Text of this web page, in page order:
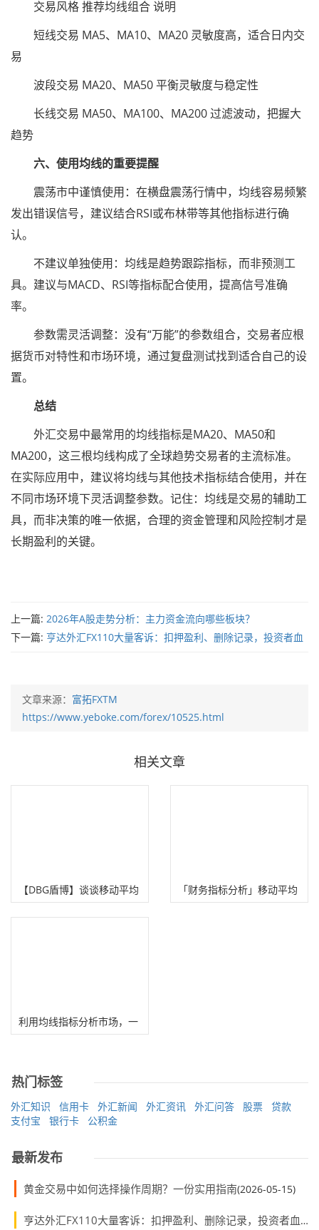
交易风格 推荐均线组合 说明
短线交易 MA5、MA10、MA20 灵敏度高，适合日内交
易
波段交易 MA20、MA50 平衡灵敏度与稳定性
长线交易 MA50、MA100、MA200 过滤波动，把握大
趋势
六、使用均线的重要提醒
震荡市中谨慎使用：在横盘震荡行情中，均线容易频繁
发出错误信号，建议结合RSI或布林带等其他指标进行确
认。
不建议单独使用：均线是趋势跟踪指标，而非预测工
具。建议与MACD、RSI等指标配合使用，提高信号准确
率。
参数需灵活调整：没有“万能”的参数组合，交易者应根
据货币对特性和市场环境，通过复盘测试找到适合自己的设
置。
总结
外汇交易中最常用的均线指标是MA20、MA50和
MA200，这三根均线构成了全球趋势交易者的主流标准。
在实际应用中，建议将均线与其他技术指标结合使用，并在
不同市场环境下灵活调整参数。记住：均线是交易的辅助工
具，而非决策的唯一依据，合理的资金管理和风险控制才是
长期盈利的关键。
上一篇: 2026年A股走势分析：主力资金流向哪些板块？
下一篇: 亨达外汇FX110大量客诉：扣押盈利、删除记录，投资者血
文章来源： 富拓FXTM
https://www.yeboke.com/forex/10525.html
相关文章
【DBG盾博】谈谈移动平均
线的几种用法
「财务指标分析」移动平均
利用均线指标分析市场，一
最好用
热门标签
外汇知识 信用卡 外汇新闻 外汇资讯 外汇问答 股票
贷款
支付宝
银行卡 公积金
最新发布
黄金交易中如何选择操作周期？一份实用指南(2026-05-15)
亨达外汇FX110大量客诉：扣押盈利、删除记录，投资者血本无归